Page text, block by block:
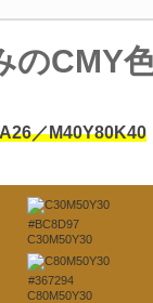
のCMY
／M40Y80K40
#BC8D97
C30M50Y30
#367294
C80M50Y30